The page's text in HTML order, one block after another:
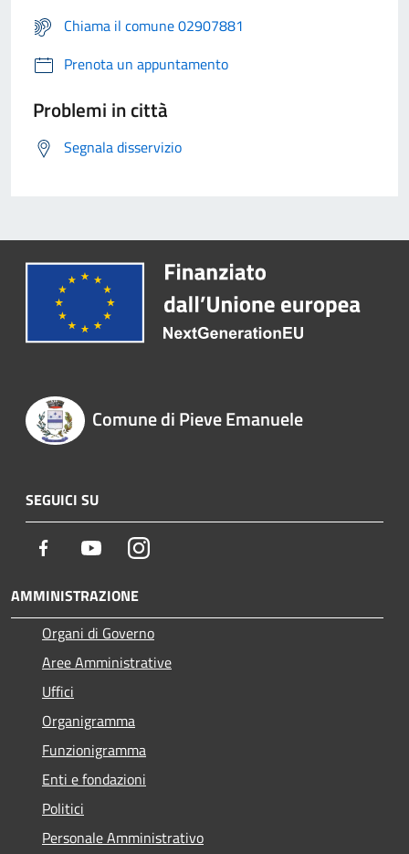
Chiama il comune 02907881
Prenota un appuntamento
Problemi in città
Segnala disservizio
Comune di Pieve Emanuele
SEGUICI SU
Facebook YoutubeInstagram
AMMINISTRAZIONE
Organi di Governo
Aree Amministrative
Uffici
Organigramma
Funzionigramma
Enti e fondazioni
Politici
Personale Amministrativo